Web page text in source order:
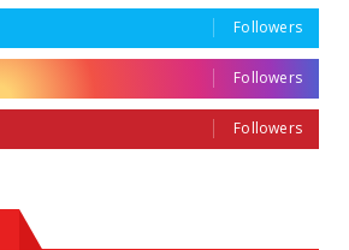
Followers
Followers
Followers